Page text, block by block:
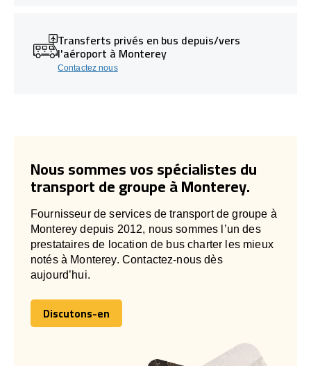
Transferts privés en bus depuis/vers
l'aéroport à Monterey
Contactez nous
Nous sommes vos spécialistes du
transport de groupe à Monterey.
Fournisseur de services de transport de groupe à
Monterey depuis 2012, nous sommes l’un des
prestataires de location de bus charter les mieux
notés à Monterey. Contactez-nous dès
aujourd’hui.
Discutons-en
Discutons-en